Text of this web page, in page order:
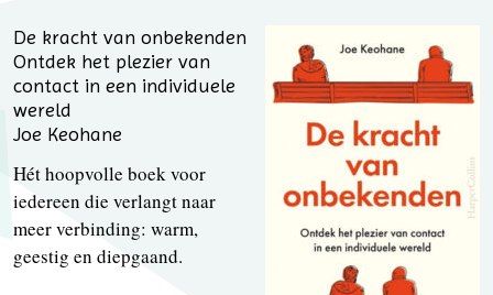
De kracht van onbekenden
Ontdek het plezier van
contact in een individuele
wereld
Joe Keohane
Hét hoopvolle boek voor
iedereen die verlangt naar
meer verbinding: warm,
geestig en diepgaand.